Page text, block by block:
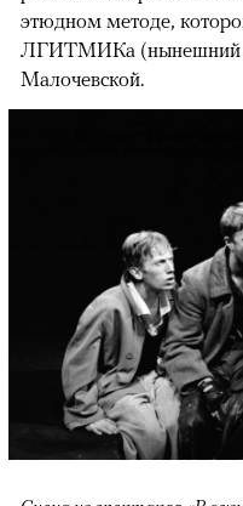
этюдном методе,
ЛГИТМИКа (нынешний
Малочевской.